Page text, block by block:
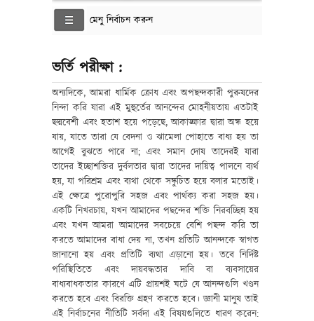
মেনু নির্বাচন করুন
ভর্তি পরীক্ষা :
অন্যদিকে, আমরা ধার্মিক ক্রোধ এবং অপছন্দকারী পুরুষদের
নিন্দা করি যারা এই মুহুর্তের আনন্দের মোহনীয়তায় এতটাই
ছদ্মবেশী এবং হতাশ হয়ে পড়েছে, আকাঙ্ক্ষার দ্বারা অন্ধ হয়ে
যায়, যাতে তারা যে বেদনা ও ঝামেলা পোহাতে বাধ্য হয় তা
আগেই বুঝতে পারে না; এবং সমান দোষ তাদেরই যারা
তাদের ইচ্ছাশক্তির দুর্বলতার দ্বারা তাদের দায়িত্ব পালনে ব্যর্থ
হয়, যা পরিশ্রম এবং ব্যথা থেকে সঙ্কুচিত হয়ে বলার মতোই।
এই ক্ষেত্রে পুরোপুরি সহজ এবং পার্থক্য করা সহজ হয়।
একটি নিখরচায়, যখন আমাদের পছন্দের শক্তি নিরবচ্ছিন্ন হয়
এবং যখন আমরা আমাদের সবচেয়ে বেশি পছন্দ করি তা
করতে আমাদের বাধা দেয় না, তখন প্রতিটি আনন্দকে স্বাগত
জানানো হয় এবং প্রতিটি ব্যথা এড়ানো হয়। তবে নির্দিষ্ট
পরিস্থিতিতে এবং দায়বদ্ধতার দাবি বা ব্যবসায়ের
বাধ্যবাধকতার কারণে এটি প্রায়শই ঘটে যে আনন্দগুলি খণ্ডন
করতে হবে এবং বিরক্তি গ্রহণ করতে হবে। জ্ঞানী মানুষ তাই
এই নির্বাচনের নীতিটি সর্বদা এই বিষয়গুলিতে ধারণ করেন: